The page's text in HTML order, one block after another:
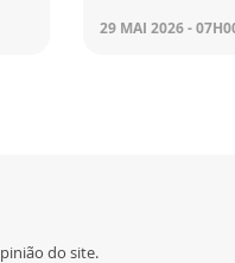
29 MAI 2026 -
do site.